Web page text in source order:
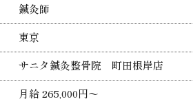
鍼灸師
東京
サニタ鍼灸整骨院 町田根岸店
月給 265,000円〜